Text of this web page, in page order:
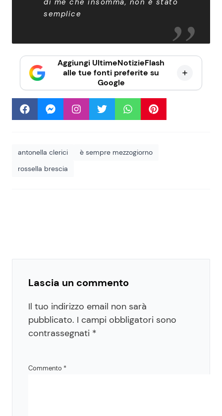
semplice
Aggiungi UltimeNotizieFlash
alle tue fonti preferite su
Google
antonella clerici
è sempre mezzogiorno
rossella brescia
Lascia un commento
Il tuo indirizzo email non sarà
pubblicato. I campi obbligatori sono
contrassegnati *
Commento *